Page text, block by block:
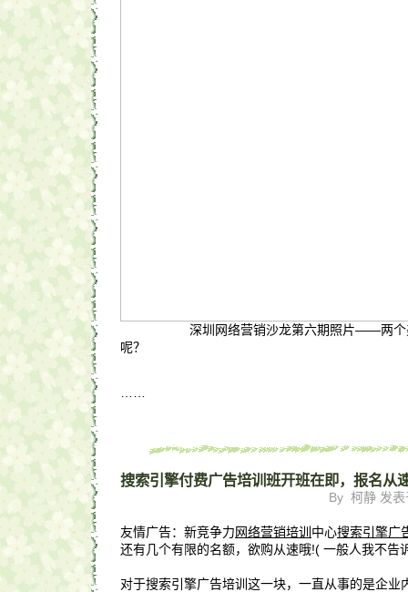
深圳网络营销沙龙第六期照片——两个美
呢？
搜索引擎付费广告培训班开班在即，报名从
By 柯静 发
友情广告：新竞争力网络营销培训 中心搜索引擎广
还有几个有限的名额，欲购从速哦!( 一般人我不告
对于搜索引擎广告培训这一块，一直从事的是企业